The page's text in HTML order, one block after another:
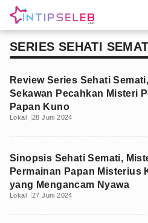
SERIES SEHATI
Review Series Sehati
Sekawan Pecahkan Misteri
Papan Kuno
Lokal 28 Juni 2024
Sinopsis Sehati Semati,
Permainan Papan Misterius
yang Mengancam Nyawa
Lokal 27 Juni 2024